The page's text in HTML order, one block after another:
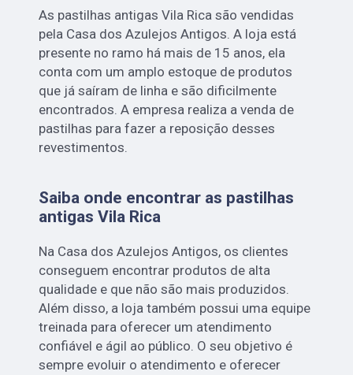
As pastilhas antigas Vila Rica são vendidas
pela Casa dos Azulejos Antigos. A loja está
presente no ramo há mais de 15 anos, ela
conta com um amplo estoque de produtos
que já saíram de linha e são dificilmente
encontrados. A empresa realiza a venda de
pastilhas para fazer a reposição desses
revestimentos.
Saiba onde encontrar as pastilhas
antigas Vila Rica
Na Casa dos Azulejos Antigos, os clientes
conseguem encontrar produtos de alta
qualidade e que não são mais produzidos.
Além disso, a loja também possui uma equipe
treinada para oferecer um atendimento
confiável e ágil ao público. O seu objetivo é
sempre evoluir o atendimento e oferecer